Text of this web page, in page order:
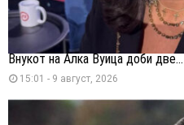
Внукот на Алка Вуица доби две...
15:01 - 9 август, 2026